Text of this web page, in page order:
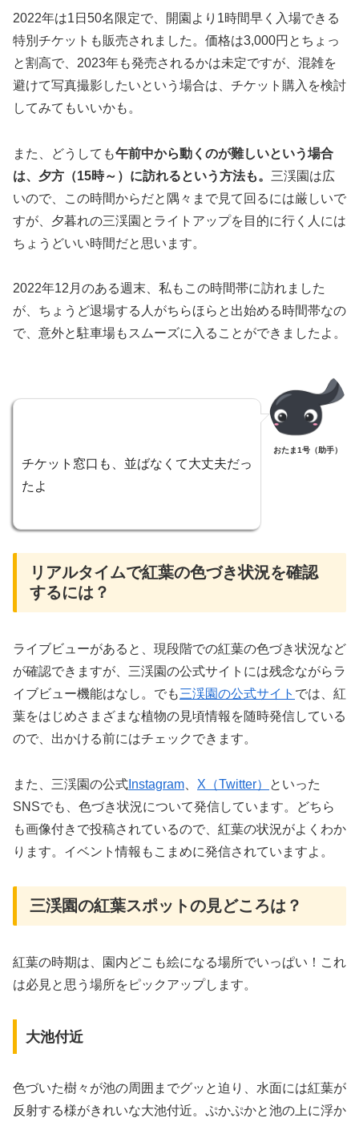
2022年は1日50名限定で、開園より1時間早く入場できる
特別チケットも販売されました。価格は3,000円とちょっ
と割高で、2023年も発売されるかは未定ですが、混雑を
避けて写真撮影したいという場合は、チケット購入を検討
してみてもいいかも。
また、どうしても午前中から動くのが難しいという場合
は、夕方（15時～）に訪れるという方法も。 三渓園は広
いので、この時間からだと隅々まで見て回るには厳しいで
すが、夕暮れの三渓園とライトアップを目的に行く人には
ちょうどいい時間だと思います。
2022年12月のある週末、私もこの時間帯に訪れました
が、ちょうど退場する人がちらほらと出始める時間帯なの
で、意外と駐車場もスムーズに入ることができましたよ。
チケット窓口も、並ばなくて大丈夫だっ
たよ
おたま1号（助手）
リアルタイムで紅葉の色づき状況を確認
するには？
ライブビューがあると、現段階での紅葉の色づき状況など
が確認できますが、三渓園の公式サイトには残念ながらラ
イブビュー機能はなし。でも‌三渓園の公式サイト では、紅
葉をはじめさまざまな植物の見頃情報を随時発信している
ので、出かける前にはチェックできます。
また、三渓園の公式 Instagram X（Twitter）
といった
SNSでも、色づき状況について発信しています。どちら
も画像付きで投稿されているので、紅葉の状況がよくわか
ります。イベント情報もこまめに発信されていますよ。
三渓園の紅葉スポットの見どころは？
紅葉の時期は、園内どこも絵になる場所でいっぱい！これ
は必見と思う場所をピックアップします。
大池付近
色づいた樹々が池の周囲までグッと迫り、水面には紅葉が
反射する様がきれいな大池付近。ぷかぷかと池の上に浮か